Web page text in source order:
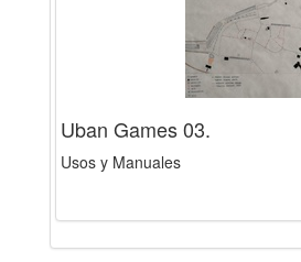
Uban Games 03.
Usos y Manuales